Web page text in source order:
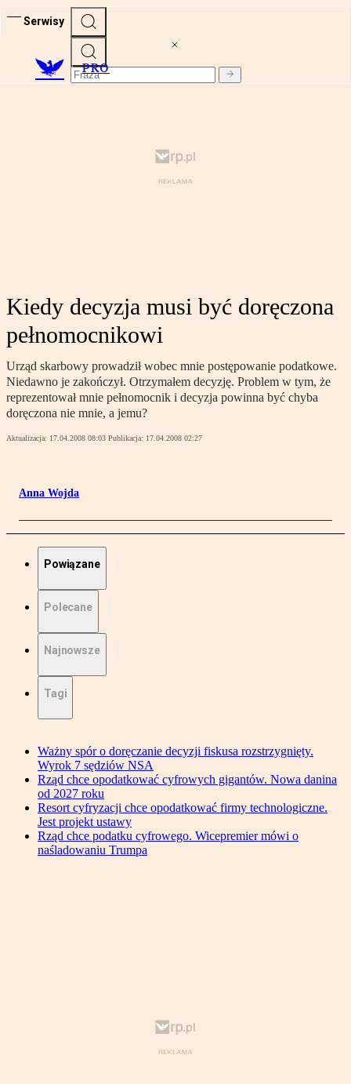
Serwisy
PRO
Kiedy decyzja musi być doręczona
pełnomocnikowi
Urząd skarbowy prowadził wobec mnie postępowanie podatkowe.
Niedawno je zakończył. Otrzymałem decyzję. Problem w tym, że
reprezentował mnie pełnomocnik i decyzja powinna być chyba
doręczona nie mnie, a jemu?
Aktualizacja: 17.04.2008 08:03 Publikacja: 17.04.2008 02:27
Anna Wojda
Powiązane
Polecane
Najnowsze
Tagi
Ważny spór o doręczanie decyzji fiskusa rozstrzygnięty.
Wyrok 7 sędziów NSA
Rząd chce opodatkować cyfrowych gigantów. Nowa danina
od 2027 roku
Resort cyfryzacji chce opodatkować firmy technologiczne.
Jest projekt ustawy
Rząd chce podatku cyfrowego. Wicepremier mówi o
naśladowaniu Trumpa